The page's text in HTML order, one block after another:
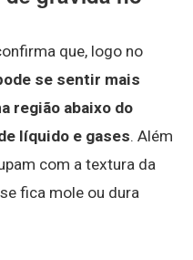
que, logo no
se sentir mais
região abaixo do
líquido e gases. Além
com a textura da
fica mole ou dura